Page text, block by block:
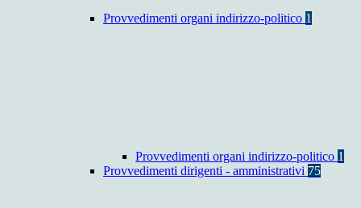
Provvedimenti organi indirizzo-politico 1
Provvedimenti organi indirizzo-politico 1
Provvedimenti dirigenti - amministrativi 75